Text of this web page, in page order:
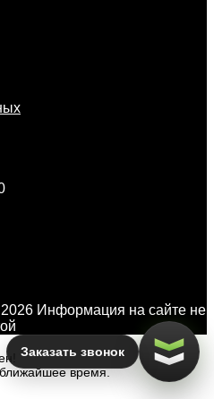
Заказать звонок
Информация на сайте не
время.